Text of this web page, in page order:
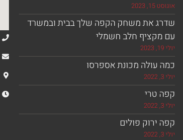
אוגוסט 15, 2023
שדרג את משחק הקפה שלך בבית ובמשרד
עם מקציף חלב חשמלי
יולי 19, 2023
כמה עולה מכונת אספרסו
יולי 3, 2022
קפה טרי
יולי 3, 2022
קפה ירוק פולים
יולי 3, 2022